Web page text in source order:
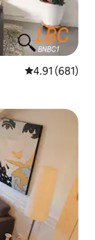
औसत रेटिंग 5 में से
4.91 (681)